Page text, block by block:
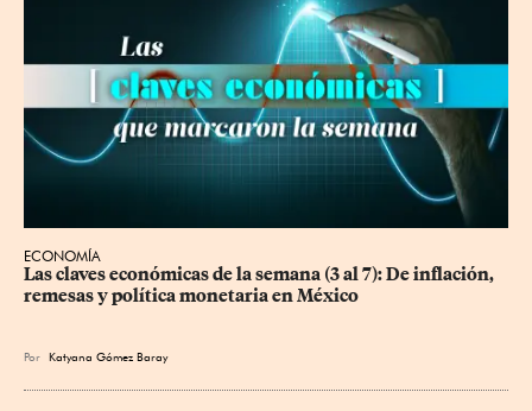
ECONOMÍA
Las claves económicas de la semana (3 al 7): De inflación,
remesas y política monetaria en México
Por Katyana Gómez Baray